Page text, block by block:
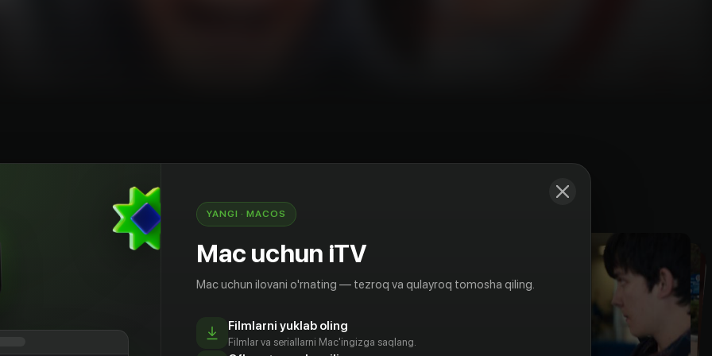
Sarguzashtlar AQSh
ипохондрик, сортирующий багаж в
придумывая себе несуществующие болезни.
которая видит в жизни только хорошее.
отрезке жизни, что ей остался. За это
осуществить свои самые безумные
заново откроют этот мир и самих себя с
YANGI · MACOS
Mac uchun iTV
Mac uchun ilovani o'rnating — tezroq va qulayroq tomosha qiling.
Filmlarni yuklab oling
Filmlar va seriallarni Mac'ingizga saqlang.